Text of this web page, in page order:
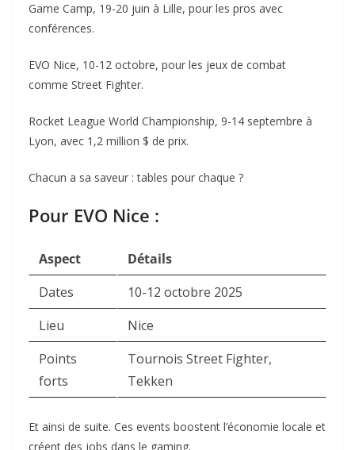
Game Camp, 19-20 juin à Lille, pour les pros avec
conférences.
EVO Nice, 10-12 octobre, pour les jeux de combat
comme Street Fighter.
Rocket League World Championship, 9-14 septembre à
Lyon, avec 1,2 million $ de prix.
Chacun a sa saveur : tables pour chaque ?
Pour EVO Nice :
Aspect
Détails
Dates
10-12 octobre 2025
Lieu
Nice
Points
forts
Tournois Street Fighter,
Tekken
Et ainsi de suite. Ces events boostent l’économie locale et
créent des jobs dans le gaming.